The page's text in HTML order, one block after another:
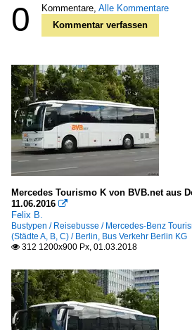
0 Kommentare, Alle Kommentare
Kommentar verfassen
Mercedes Tourismo K von BVB.net aus
11.06.2016 
Felix B.
Bustypen / Reisebusse / Mercedes-Benz
(Städte A, B, C) / Berlin, Bus Verkehr Berlin KG
 312 1200x900 Px, 01.03.2018